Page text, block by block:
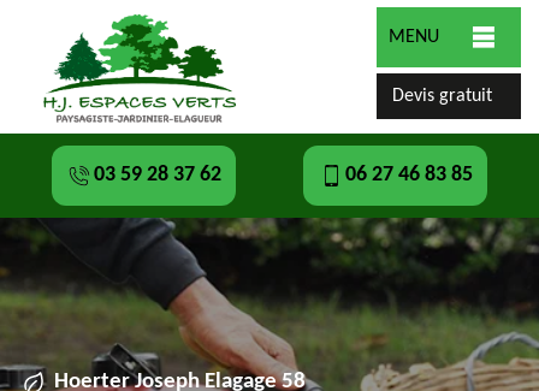
MENU
Devis gratuit
03 59 28 37 62 06 27 46 83 85
Hoerter Joseph Elagage 58